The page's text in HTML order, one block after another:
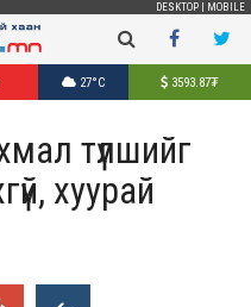
DESKTOP MOBILE
27°C 3593.87₮
түлшийг
хуурай